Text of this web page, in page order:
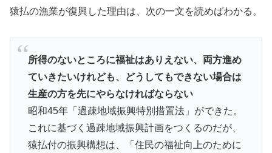
猿払の漁業が復興した理由は、次の一文を読めばわかる。
所得のないところに福祉はありえない、両方進め
ていきたいけれども、どうしてもできない場合は
生産の方を先にやらなければならない
昭和45年「過疎地域振興特別措置法」ができた。
これに基づく過疎地域振興計画をつくるのだが、
猿払付の振興構想は、「住民の福祉向上のために